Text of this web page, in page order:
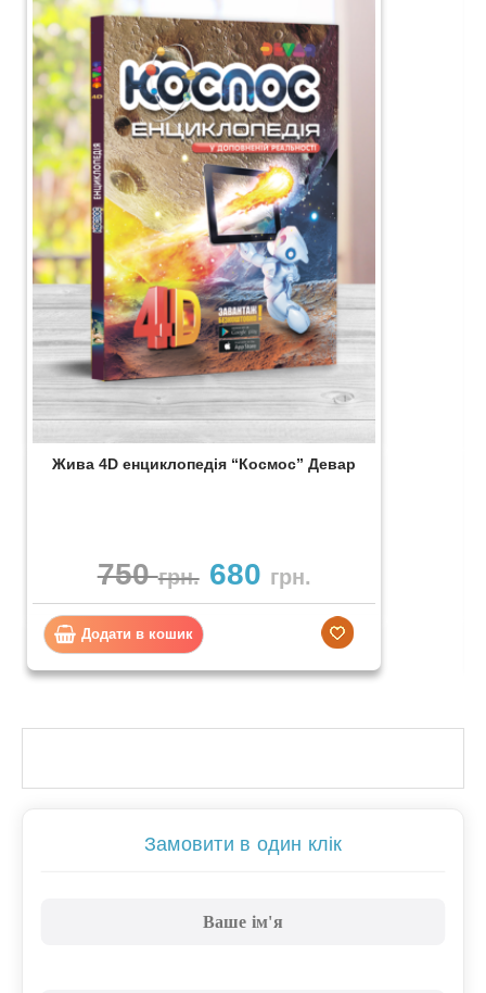
Жива 4D енциклопедія “Космос” Девар
750грн. 680 грн.
Додати в кошик
Замовити в один клік